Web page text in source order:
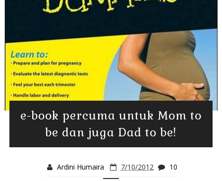
e-book percuma untuk Mom to
be dan juga Dad to be!
Ardini Humaira 7/10/2012 10